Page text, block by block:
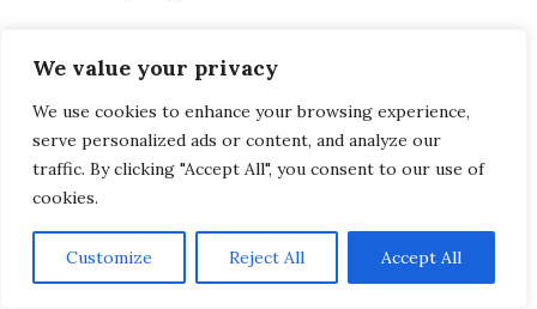
We value your privacy
We use cookies to enhance your browsing experience,
serve personalized ads or content, and analyze our
traffic. By clicking "Accept All", you consent to our use of
cookies.
Customize Reject All Accept All
La lección del caso Hawkers es
españolas:la diferenciación no requiere
necesariamente innovación en producto;
puede residir en ser el primero en
adoptar un canal o una táctica de
marketing antes de que se sature,